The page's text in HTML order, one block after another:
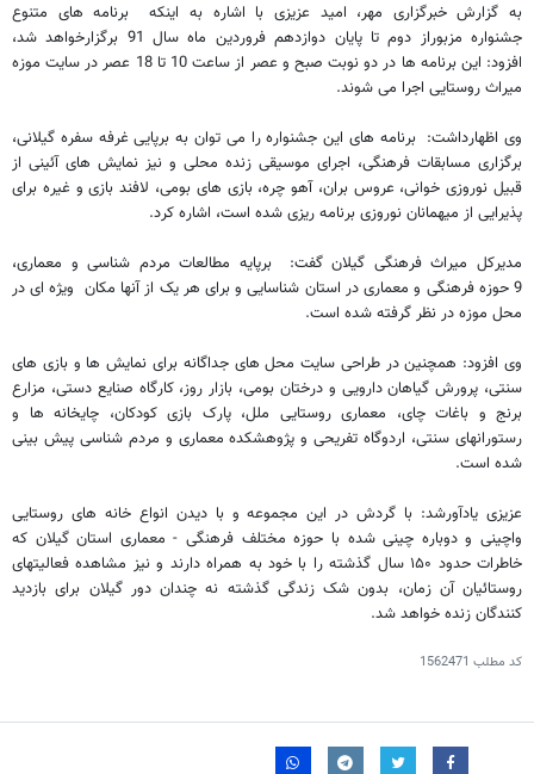
به گزارش خبرگزاری مهر، امید عزیزی با اشاره به اینکه برنامه های متنوع
جشنواره مزبوراز دوم تا پایان دوازدهم فروردین ماه سال 91 برگزارخواهد شد،
افزود: این برنامه ها در دو نوبت صبح و عصر از ساعت 10 تا 18 عصر در سایت موزه
میراث روستایی اجرا می شوند.
وی اظهارداشت: برنامه‌ های این جشنواره را می‌ توان به برپایی غرفه سفره گیلانی،
برگزاری مسابقات فرهنگی، اجرای موسیقی زنده محلی و نیز نمایش‌ های آئینی از
قبیل نوروزی خوانی، عروس بران، آهو چره، بازی های بومی، لافند بازی و غیره برای
پذیرایی از میهمانان نوروزی برنامه ریزی شده است، اشاره کرد.
مدیرکل میراث فرهنگی گیلان گفت: برپایه مطالعات مردم شناسی و معماری،
9 حوزه فرهنگی و معماری در استان شناسایی و برای هر یک از آنها مکان ویژه ای در
محل موزه در نظر گرفته شده است.
وی افزود: همچنین در طراحی سایت محل‌ های جداگانه برای نمایش‌ ها و بازی‌ های
سنتی، پرورش گیاهان دارویی و درختان بومی، بازار روز، کارگاه صنایع‌ دستی، مزارع
برنج و باغات چای، معماری روستایی ملل، پارک بازی کودکان، چایخانه‌ ها و
رستورانهای سنتی، اردوگاه تفریحی و پژوهشکده معماری و مردم ‌شناسی پیش‌ بینی
شده است.
عزیزی یادآورشد: با گردش در این مجموعه و با دیدن انواع خانه‌ های روستایی
واچینی و دوباره‌ چینی شده با حوزه‌ مختلف فرهنگی - معماری استان گیلان که
خاطرات حدود ۱۵۰ سال گذشته‌ را با خود به همراه دارند و نیز مشاهده‌ فعالیتهای
روستائیان آن زمان، بدون شک زندگی گذشته‌ نه چندان دور گیلان برای بازدید
کنندگان زنده خواهد شد.
کد مطلب 1562471